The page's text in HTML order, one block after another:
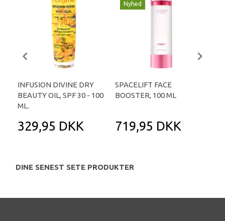
INFUSION DIVINE DRY
BEAUTY OIL, SPF 30 - 100
ML.
329,95 DKK
Nyhed
SPACELIFT FACE
BOOSTER, 100 ML
719,95 DKK
DINE SENEST SETE PRODUKTER